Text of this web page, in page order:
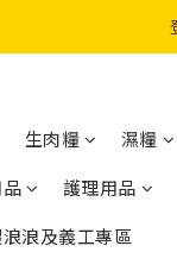
購物滿
生肉糧
濕糧
護理用品
浪及義工專區